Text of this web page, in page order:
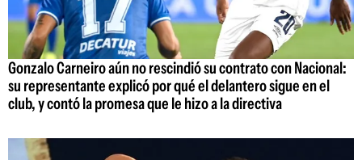
Gonzalo Carneiro aún no rescindió su contrato con Nacional:
su representante explicó por qué el delantero sigue en el
club, y contó la promesa que le hizo a la directiva